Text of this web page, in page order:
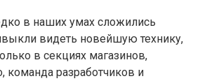
в наших умах сложились
видеть новейшую технику,
в секциях магазинов,
разработчиков и